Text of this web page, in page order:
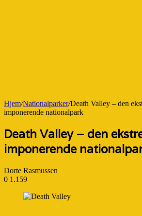
Hjem/Nationalparker/Death Valley – den
imponerende nationalpark
Death Valley – den
imponerende
Dorte Rasmussen
0 1.159